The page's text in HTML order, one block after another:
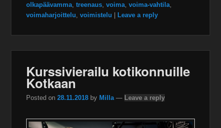
olkapäävamma ,treenaus ,voima ,voima-vahtila
voimaharjoittelu ,voimistelu | Leave a reply
Kurssivierailu kotikonnuille
Kotkaan
Posted on28.11.2018 by Milla — Leave a reply